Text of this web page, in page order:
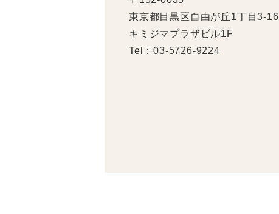
東京都目黒区自由が丘1丁目3-16
キミジマプラザビル1F
Tel：03-5726-9224